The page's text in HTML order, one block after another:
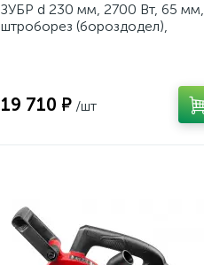
ЗУБР d 230 мм, 2700 Вт, 65 мм,
штроборез (бороздодел),
19 710 ₽ /шт